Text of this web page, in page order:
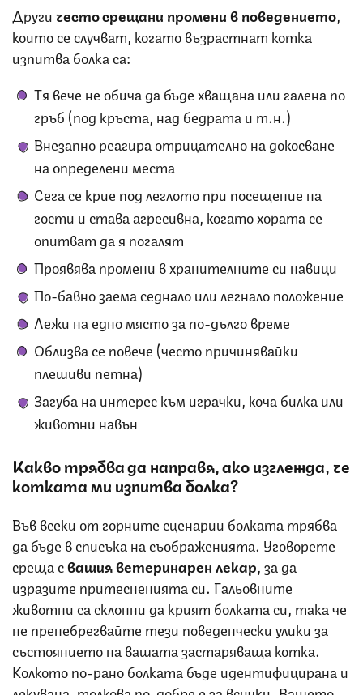
Другичесто срещани промени в поведението
които се случват, когато възрастнат котка
изпитва болка са:
Тя вече не обича да бъде хващана или галена по
гръб (под кръста, над бедрата и т.н.)
Внезапно реагира отрицателно на докосване
на определени места
Сега се крие под леглото при посещение на
гости и става агресивна, когато хората се
опитват да я погалят
Проявява промени в хранителните си навици
По-бавно заема седнало или легнало положение
Лежи на едно място за по-дълго време
Облизва се повече (често причинявайки
плешиви петна)
Загуба на интерес към играчки, коча билка или
животни навън
Какво трябва да направя, ако изглежда, че
котката ми изпитва болка?
Във всеки от горните сценарии болката трябва
да бъде в списъка на съображенията. Уговорете
среща свашия ветеринарен лекар , за да
изразите притесненията си. Гальовните
животни са склонни да крият болката си, така че
не пренебрегвайте тези поведенчески улики за
състоянието на вашата застаряваща котка.
Колкото по-рано болката бъде идентифицирана и